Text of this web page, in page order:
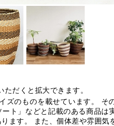
だくと拡大できます。
ズのものを載せています。 そ
ト」などと記載のある商品は
ます。 また、個体差や雰囲気